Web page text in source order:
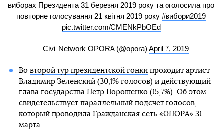
виборах Президента 31 березня 2019 року та оголосила про
повторне голосування 21 квітня 2019 року #вибори2019
pic.twitter.com/CMENkPbOEd
— Civil Network OPORA (@opora) April 7, 2019
Во второй тур президентской гонкипроходит артист
Владимир Зеленский (30,1% голосов) и действующий
глава государства Петр Порошенко (15,7%). Об этом
свидетельствует параллельный подсчет голосов,
который проводила Гражданская сеть «ОПОРА» 31
марта.